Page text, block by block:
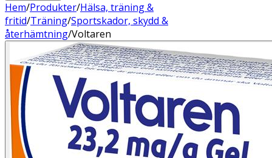
Hem/Produkter/Hälsa, träning &
fritid/Träning/Sportskador, skydd &
återhämtning/Voltaren